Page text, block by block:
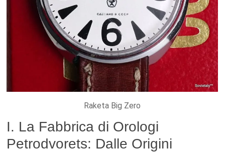
Raketa Big Zero
I. La Fabbrica di Orologi
Petrodvorets: Dalle Origini